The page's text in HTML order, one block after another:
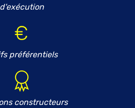
d'exécution
préférentiels
constructeurs